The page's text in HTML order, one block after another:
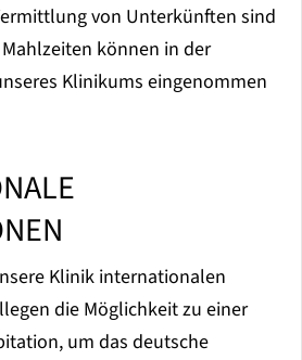
von Unterkünften sind
können in der
Klinikums eingenommen
Klinik internationalen
die Möglichkeit zu einer
um das deutsche